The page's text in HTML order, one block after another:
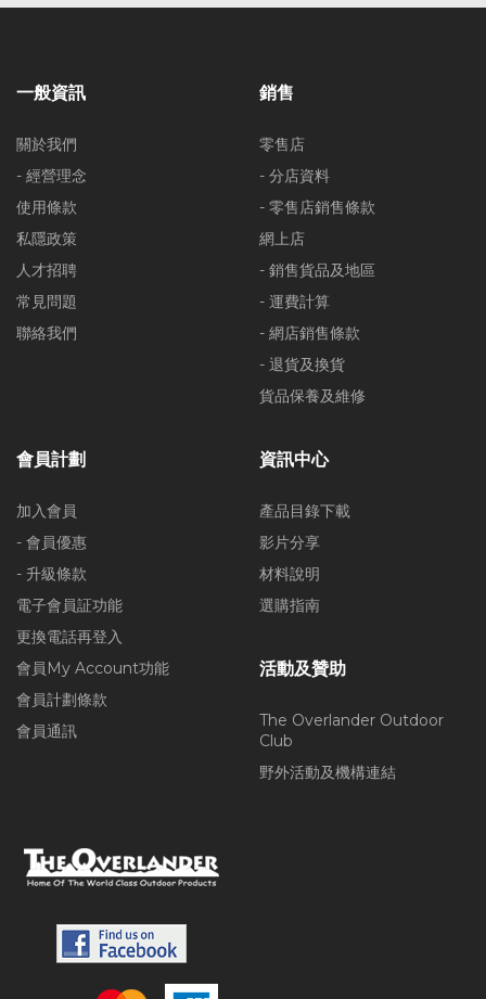
一般資訊
關於我們
- 經營理念
使用條款
私隱政策
人才招聘
常見問題
聯絡我們
銷售
零售店
- 分店資料
- 零售店銷售條款
網上店
- 銷售貨品及地區
- 運費計算
- 網店銷售條款
- 退貨及換貨
貨品保養及維修
會員計劃
加入會員
- 會員優惠
- 升級條款
電子會員証功能
更換電話再登入
會員My Account功能
會員計劃條款
會員通訊
資訊中心
產品目錄下載
影片分享
材料說明
選購指南
活動及贊助
The Overlander Outdoor
Club
野外活動及機構連結